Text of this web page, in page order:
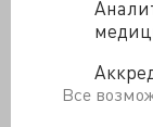
Все
репликации
железы,
костей.